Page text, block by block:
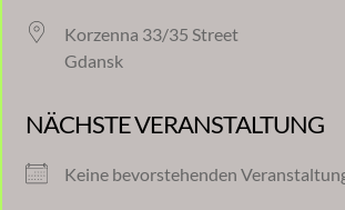
Korzenna 33/35 Street
Gdansk
NÄCHSTE VERANSTALTUNG
Keine bevorstehenden